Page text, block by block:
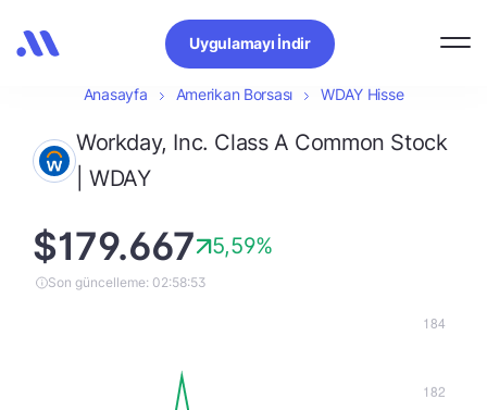
Uygulamayı İndir
Anasayfa Amerikan Borsası WDAY Hisse
Workday, Inc. Class A Common Stock
| WDAY
$179.667 5,59%
Son güncelleme: 02:58:53